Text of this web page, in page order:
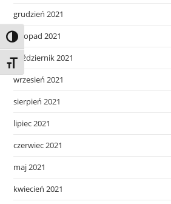
Toggle High Contrast
Toggle Font size
grudzień 2021
listopad 2021
październik 2021
wrzesień 2021
sierpień 2021
lipiec 2021
czerwiec 2021
maj 2021
kwiecień 2021